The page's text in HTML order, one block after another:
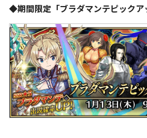
◆期間限定「ブラダマンテピックア